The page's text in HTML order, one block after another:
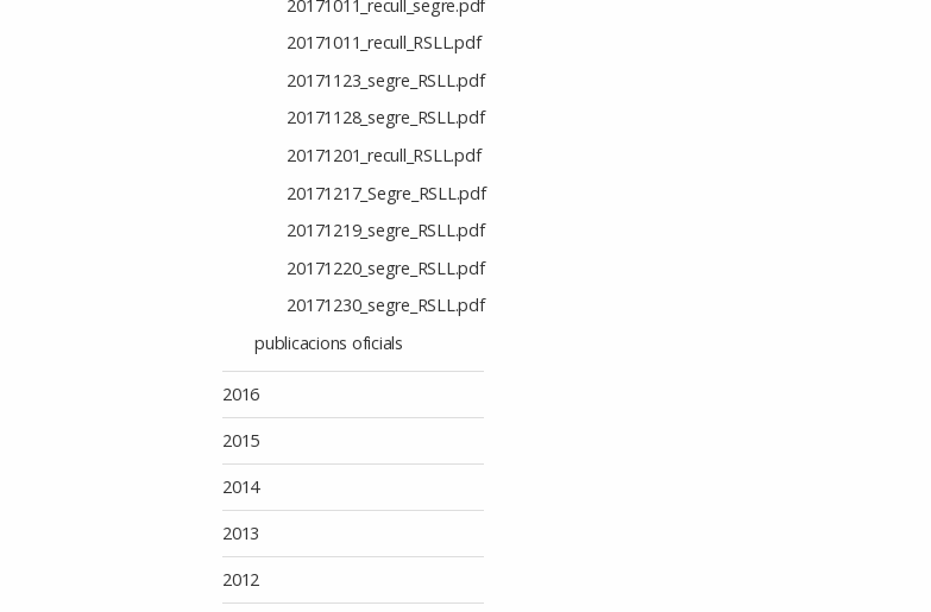
20171011_recull_segre.pdf
20171011_recull_RSLL.pdf
20171123_segre_RSLL.pdf
20171128_segre_RSLL.pdf
20171201_recull_RSLL.pdf
20171217_Segre_RSLL.pdf
20171219_segre_RSLL.pdf
20171220_segre_RSLL.pdf
20171230_segre_RSLL.pdf
publicacions oficials
2016
2015
2014
2013
2012